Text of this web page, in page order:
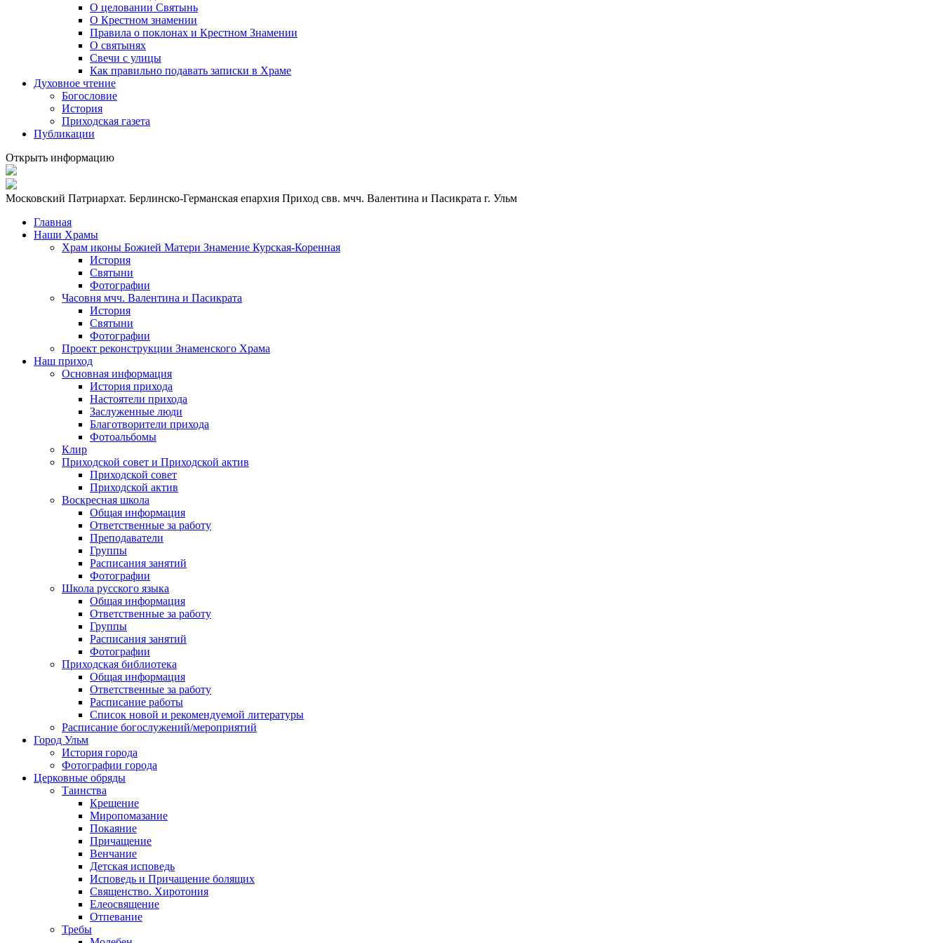
О целовании Святынь
О Крестном знамении
Правила о поклонах и Крестном Знамении
О святынях
Свечи с улицы
Как правильно подавать записки в Храме
Духовное чтение
Богословие
История
Приходская газета
Публикации
Открыть информацию
Московский Патриархат. Берлинско-Германская епархия Приход свв. мчч. Валентина и Пасикрата г. Ульм
Главная
Наши Храмы
Храм иконы Божией Матери Знамение Курская-Коренная
История
Святыни
Фотографии
Часовня мчч. Валентина и Пасикрата
История
Святыни
Фотографии
Проект реконструкции Знаменского Храма
Наш приход
Основная информация
История прихода
Настоятели прихода
Заслуженные люди
Благотворители прихода
Фотоальбомы
Клир
Приходской совет и Приходской актив
Приходской совет
Приходской актив
Воскресная школа
Общая информация
Ответственные за работу
Преподаватели
Группы
Расписания занятий
Фотографии
Школа русского языка
Общая информация
Ответственные за работу
Группы
Расписания занятий
Фотографии
Приходская библиотека
Общая информация
Ответственные за работу
Расписание работы
Список новой и рекомендуемой литературы
Расписание богослужений/мероприятий
Город Ульм
История города
Фотографии города
Церковные обряды
Таинства
Крещение
Миропомазание
Покаяние
Причащение
Венчание
Детская исповедь
Исповедь и Причащение болящих
Священство. Хиротония
Елеосвящение
Отпевание
Требы